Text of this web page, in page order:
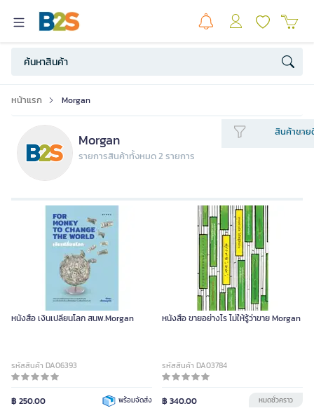
หน้าแรก Morgan
Morgan
รายการสินค้าทั้งหมด 2 รายการ
สินค้าขาย
หนังสือ เงินเปลี่ยนโลก สนพ.Morgan
รหัสสินค้า DA06393
฿ 250.00 พร้อมจัดส่ง
หนังสือ ขายอย่างไร ไม่ให้รู้ว่าขาย Morgan
รหัสสินค้า DA03784
฿ 340.00 หมดชั่วคราว